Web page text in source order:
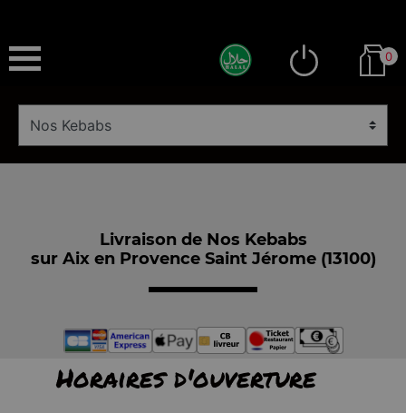
0
Livraison de Nos Kebabs
sur Aix en Provence Saint Jérome (13100)
Horaires d'ouverture